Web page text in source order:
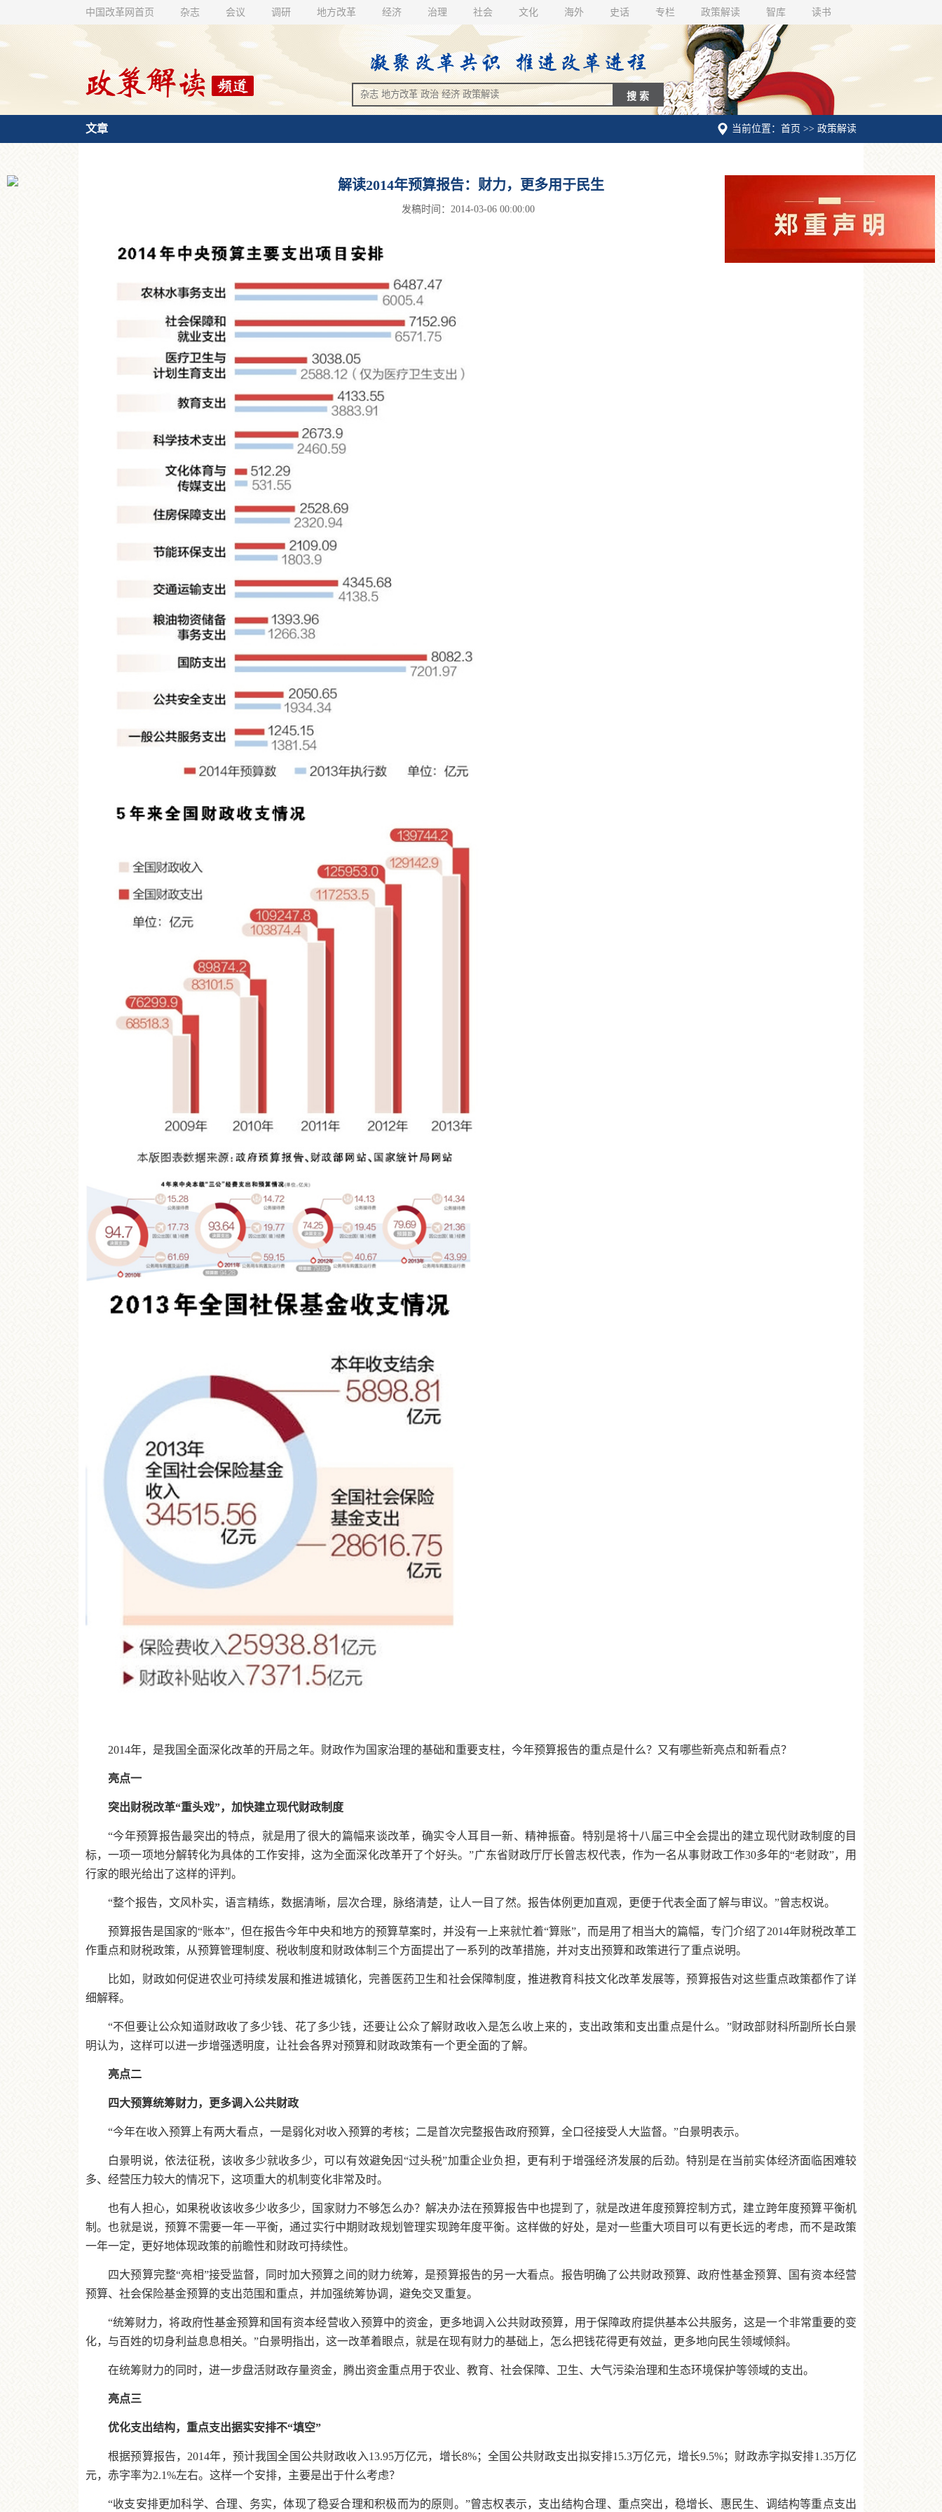
中国改革网首页 杂志 会议 调研 地方改革 经济 治理 社会 文化 海外 史话 专栏 政策解读 智库 读书
当前位置：首页 >> 政策解读
文章
解读2014年预算报告：财力，更多用于民生
发稿时间：2014-03-06 00:00:00
2014年，是我国全面深化改革的开局之年。财政作为国家治理的基础和重要支柱，今年预算报告的重点是什么？又有哪些新亮点和新看点？
亮点一
突出财税改革“重头戏”，加快建立现代财政制度
“今年预算报告最突出的特点，就是用了很大的篇幅来谈改革，确实令人耳目一新、精神振奋。特别是将十八届三中全会提出的建立现代财政制度的目
标，一项一项地分解转化为具体的工作安排，这为全面深化改革开了个好头。”广东省财政厅厅长曾志权代表，作为一名从事财政工作30多年的“老财政”，用
行家的眼光给出了这样的评判。
“整个报告，文风朴实，语言精练，数据清晰，层次合理，脉络清楚，让人一目了然。报告体例更加直观，更便于代表全面了解与审议。”曾志权说。
预算报告是国家的“账本”，但在报告今年中央和地方的预算草案时，并没有一上来就忙着“算账”，而是用了相当大的篇幅，专门介绍了2014年财税改革工
作重点和财税政策，从预算管理制度、税收制度和财政体制三个方面提出了一系列的改革措施，并对支出预算和政策进行了重点说明。
比如，财政如何促进农业可持续发展和推进城镇化，完善医药卫生和社会保障制度，推进教育科技文化改革发展等，预算报告对这些重点政策都作了详
细解释。
“不但要让公众知道财政收了多少钱、花了多少钱，还要让公众了解财政收入是怎么收上来的，支出政策和支出重点是什么。”财政部财科所副所长白景
明认为，这样可以进一步增强透明度，让社会各界对预算和财政政策有一个更全面的了解。
亮点二
四大预算统筹财力，更多调入公共财政
“今年在收入预算上有两大看点，一是弱化对收入预算的考核；二是首次完整报告政府预算，全口径接受人大监督。”白景明表示。
白景明说，依法征税，该收多少就收多少，可以有效避免因“过头税”加重企业负担，更有利于增强经济发展的后劲。特别是在当前实体经济面临困难较
多、经营压力较大的情况下，这项重大的机制变化非常及时。
也有人担心，如果税收该收多少收多少，国家财力不够怎么办？解决办法在预算报告中也提到了，就是改进年度预算控制方式，建立跨年度预算平衡机
制。也就是说，预算不需要一年一平衡，通过实行中期财政规划管理实现跨年度平衡。这样做的好处，是对一些重大项目可以有更长远的考虑，而不是政策
一年一定，更好地体现政策的前瞻性和财政可持续性。
四大预算完整“亮相”接受监督，同时加大预算之间的财力统筹，是预算报告的另一大看点。报告明确了公共财政预算、政府性基金预算、国有资本经营
预算、社会保险基金预算的支出范围和重点，并加强统筹协调，避免交叉重复。
“统筹财力，将政府性基金预算和国有资本经营收入预算中的资金，更多地调入公共财政预算，用于保障政府提供基本公共服务，这是一个非常重要的变
化，与百姓的切身利益息息相关。”白景明指出，这一改革着眼点，就是在现有财力的基础上，怎么把钱花得更有效益，更多地向民生领域倾斜。
在统筹财力的同时，进一步盘活财政存量资金，腾出资金重点用于农业、教育、社会保障、卫生、大气污染治理和生态环境保护等领域的支出。
亮点三
优化支出结构，重点支出据实安排不“填空”
根据预算报告，2014年，预计我国全国公共财政收入13.95万亿元，增长8%；全国公共财政支出拟安排15.3万亿元，增长9.5%；财政赤字拟安排1.35万亿
元，赤字率为2.1%左右。这样一个安排，主要是出于什么考虑？
“收支安排更加科学、合理、务实，体现了稳妥合理和积极而为的原则。”曾志权表示，支出结构合理、重点突出，稳增长、惠民生、调结构等重点支出